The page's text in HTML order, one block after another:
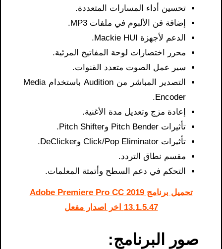
تحسين أداء المسارات المتعددة.
إضافة فن الألبوم في ملفات MP3.
الدعم لأجهزة Mackie HUI.
محرر اختصارات لوحة المفاتيح المرئية.
سير عمل الصوت متعدد القنوات.
التصدير المباشر من Audition باستخدام Media
Encoder.
إعادة مزج وتعديل مدة الأغنية.
تأثيرات Pitch Bender وPitch Shifter.
تأثيرات Click/Pop Eliminator وDeClicker.
مقسم نطاق التردد.
التحكم في دعم السطح وأتمتة المعلمات.
تحميل برنامج Adobe Premiere Pro CC 2019
13.1.5.47 اخر اصدار مفعل
صور البرنامج: